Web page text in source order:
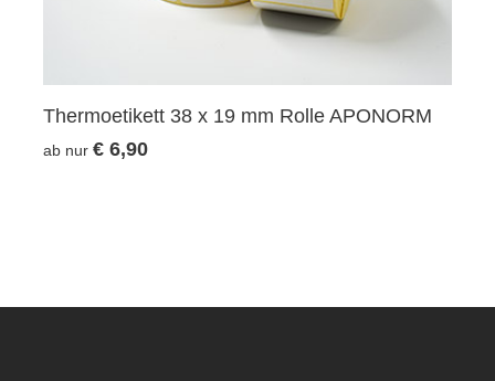
Thermoetikett 38 x 19 mm Rolle APONORM
ab nur € 6,90